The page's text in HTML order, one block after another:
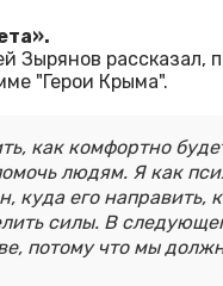
Зырянов рассказал,
"Герои Крыма".
как комфортно
людям. Я как
куда его направить,
силы. В
потому что мы